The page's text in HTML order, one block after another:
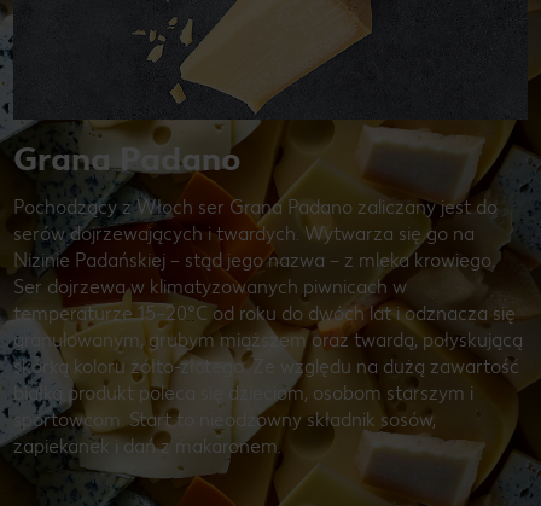
Grana Padano
Pochodzący z Włoch ser Grana Padano zaliczany jest do
serów dojrzewających i twardych. Wytwarza się go na
Nizinie Padańskiej – stąd jego nazwa – z mleka krowiego.
Ser dojrzewa w klimatyzowanych piwnicach w
temperaturze 15–20°C od roku do dwóch lat i odznacza się
granulowanym, grubym miąższem oraz twardą, połyskującą
skórką koloru żółto-złotego. Ze względu na dużą zawartość
białka produkt poleca się dzieciom, osobom starszym i
sportowcom. Start to nieodzowny składnik sosów,
zapiekanek i dań z makaronem.